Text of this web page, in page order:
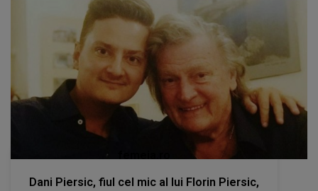
Dani Piersic, fiul cel mic al lui Florin Piersic,